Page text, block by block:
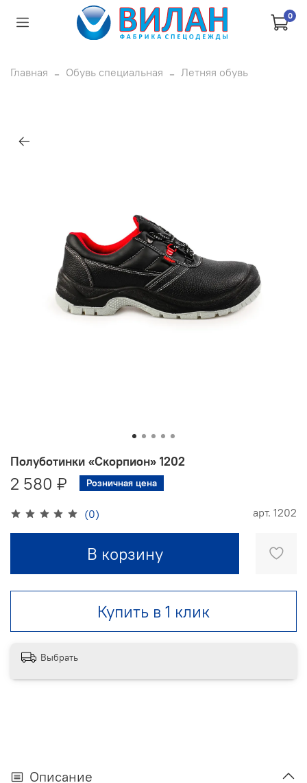
0
Главная Обувь специальная Летняя обувь
(0) арт. 1202
Полуботинки «Скорпион» 1202
2 580 ₽ Розничная цена
В корзину
Купить в 1 клик
Выбрать
Описание